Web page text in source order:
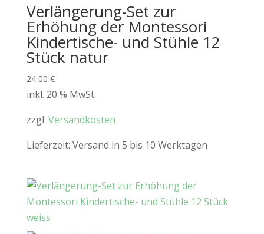
Verlängerung-Set zur
Erhöhung der Montessori
Kindertische- und Stühle 12
Stück natur
24,00 €
inkl. 20 % MwSt.
zzgl. Versandkosten
Lieferzeit: Versand in 5 bis 10 Werktagen